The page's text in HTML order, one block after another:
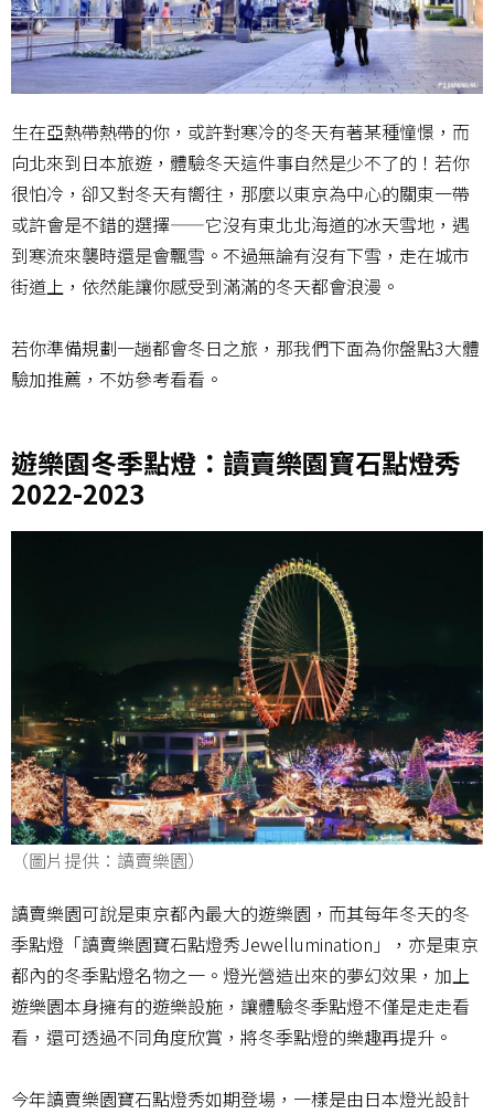
生在亞熱帶熱帶的你，或許對寒冷的冬天有著某種憧憬，而
向北來到日本旅遊，體驗冬天這件事自然是少不了的！若你
很怕冷，卻又對冬天有嚮往，那麼以東京為中心的關東一帶
或許會是不錯的選擇——它沒有東北北海道的冰天雪地，遇
到寒流來襲時還是會飄雪。不過無論有沒有下雪，走在城市
街道上，依然能讓你感受到滿滿的冬天都會浪漫。
若你準備規劃一趟都會冬日之旅，那我們下面為你盤點3大體
驗加推薦，不妨參考看看。
遊樂園冬季點燈：讀賣樂園寶石點燈秀
2022-2023
（圖片提供：讀賣樂園）
讀賣樂園可說是東京都內最大的遊樂園，而其每年冬天的冬
季點燈「讀賣樂園寶石點燈秀Jewellumination」，亦是東京
都內的冬季點燈名物之一。燈光營造出來的夢幻效果，加上
遊樂園本身擁有的遊樂設施，讓體驗冬季點燈不僅是走走看
看，還可透過不同角度欣賞，將冬季點燈的樂趣再提升。
今年讀賣樂園寶石點燈秀如期登場，一樣是由日本燈光設計